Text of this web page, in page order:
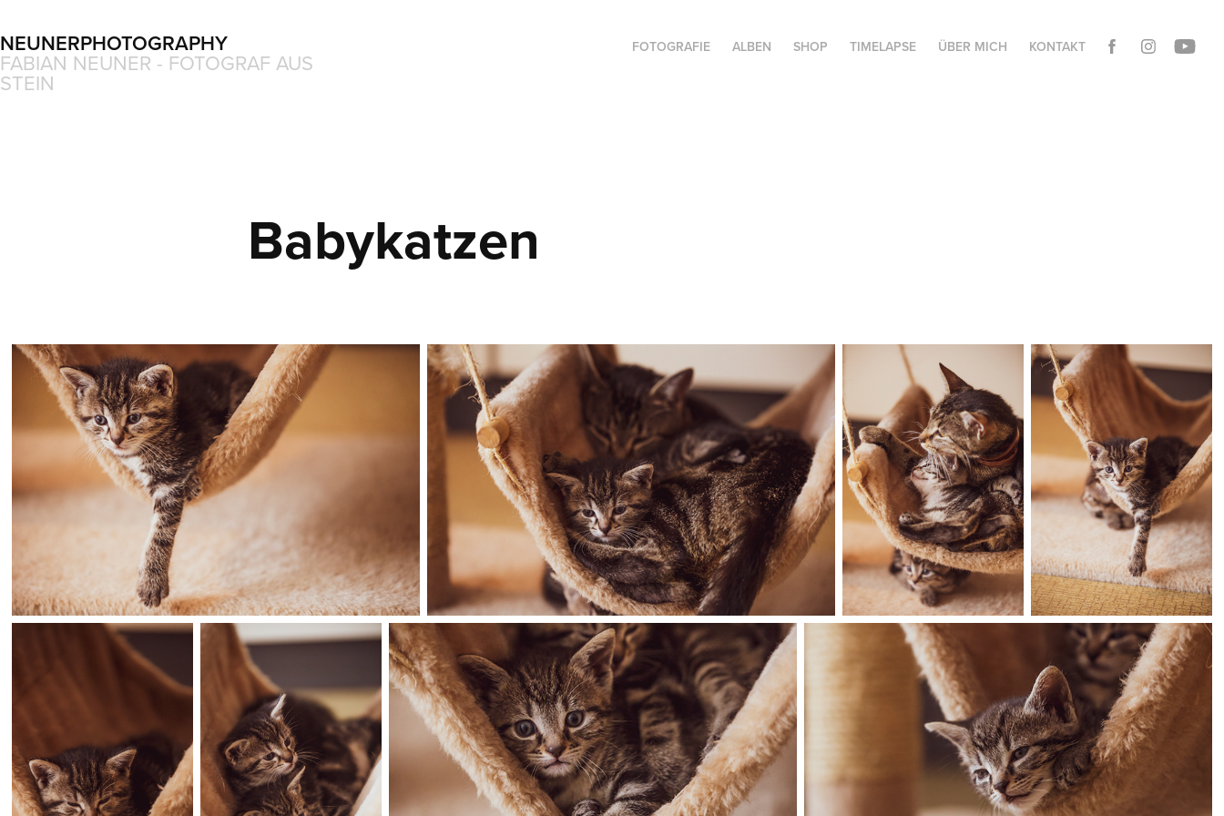
NEUNERPHOTOGRAPHY
FABIAN NEUNER - FOTOGRAF AUS
STEIN
FOTOGRAFIE ALBEN SHOP TIMELAPSE ÜBER MICH KONTAKT
Babykatzen